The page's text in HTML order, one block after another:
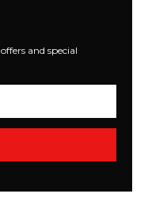
and special